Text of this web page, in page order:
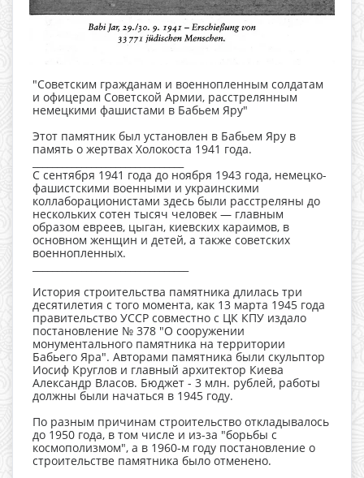
"Советским гражданам и военнопленным солдатам
и офицерам Советской Армии, расстрелянным
немецкими фашистами в Бабьем Яру"
Этот памятник был установлен в Бабьем Яру в
память о жертвах Холокоста 1941 года.
С сентября 1941 года до ноября 1943 года, немецко-
фашистскими военными и украинскими
коллаборационистами здесь были расстреляны до
нескольких сотен тысяч человек — главным
образом евреев, цыган, киевских караимов, в
основном женщин и детей, а также советских
военнопленных.
История строительства памятника длилась три
десятилетия с того момента, как 13 марта 1945 года
правительство УССР совместно с ЦК КПУ издало
постановление № 378 "О сооружении
монументального памятника на территории
Бабьего Яра". Авторами памятника были скульптор
Иосиф Круглов и главный архитектор Киева
Александр Власов. Бюджет - 3 млн. рублей, работы
должны были начаться в 1945 году.
По разным причинам строительство откладывалось
до 1950 года, в том числе и из-за "борьбы с
космополизмом", а в 1960-м году постановление о
строительстве памятника было отменено.